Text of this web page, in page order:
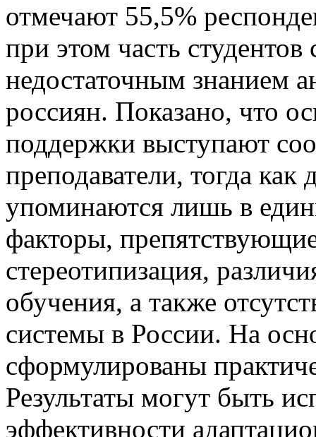
отмечают 55,5%
при этом часть студентов
недостаточным знанием
россиян. Показано, что
поддержки выступают
преподаватели, тогда как
упоминаются лишь в
факторы,
стереотипизация,
обучения, а также
системы в России. На
сформулированы
Результаты могут быть
эффективности